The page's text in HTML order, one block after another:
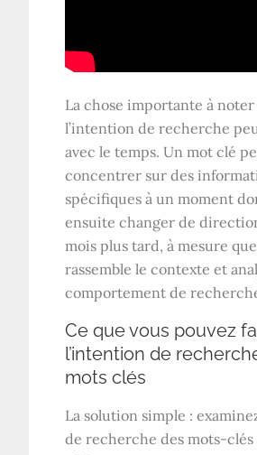
La chose importante à noter
l’intention de recherche
avec le temps. Un mot clé
concentrer sur des
spécifiques à un moment
ensuite changer de
mois plus tard, à mesure
rassemble le contexte et
comportement de
Ce que vous pouvez
l’intention de
mots clés
La solution simple :
de recherche des mots-clés